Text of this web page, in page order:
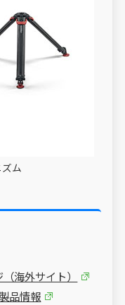
ム
海外サイト）
品情報